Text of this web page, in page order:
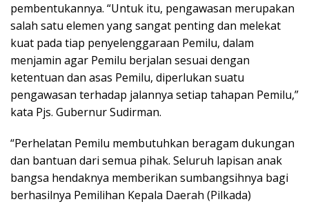
pembentukannya. “Untuk itu, pengawasan merupakan
salah satu elemen yang sangat penting dan melekat
kuat pada tiap penyelenggaraan Pemilu, dalam
menjamin agar Pemilu berjalan sesuai dengan
ketentuan dan asas Pemilu, diperlukan suatu
pengawasan terhadap jalannya setiap tahapan Pemilu,”
kata Pjs. Gubernur Sudirman.
“Perhelatan Pemilu membutuhkan beragam dukungan
dan bantuan dari semua pihak. Seluruh lapisan anak
bangsa hendaknya memberikan sumbangsihnya bagi
berhasilnya Pemilihan Kepala Daerah (Pilkada)